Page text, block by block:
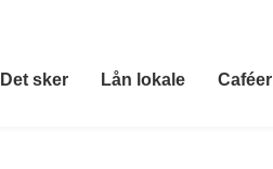
Det sker Lån lokale Caféer